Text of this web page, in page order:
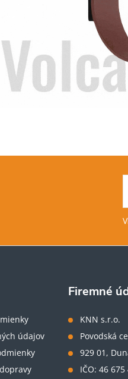
údajov
Firemné
KNN s.r.o.
Povodská
929 01,
IČO: 46 675